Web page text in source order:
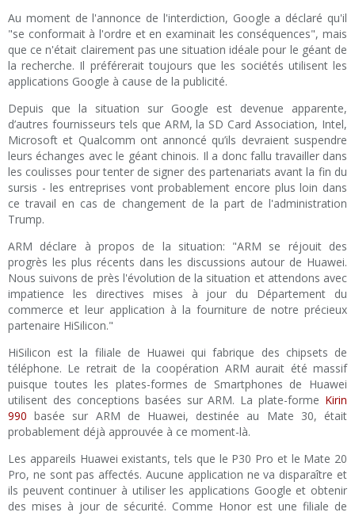
Au moment de l'annonce de l'interdiction, Google a déclaré qu'il
"se conformait à l'ordre et en examinait les conséquences", mais
que ce n'était clairement pas une situation idéale pour le géant de
la recherche. Il préférerait toujours que les sociétés utilisent les
applications Google à cause de la publicité.
Depuis que la situation sur Google est devenue apparente,
d’autres fournisseurs tels que ARM, la SD Card Association, Intel,
Microsoft et Qualcomm ont annoncé qu’ils devraient suspendre
leurs échanges avec le géant chinois. Il a donc fallu travailler dans
les coulisses pour tenter de signer des partenariats avant la fin du
sursis - les entreprises vont probablement encore plus loin dans
ce travail en cas de changement de la part de l'administration
Trump.
ARM déclare à propos de la situation: "ARM se réjouit des
progrès les plus récents dans les discussions autour de Huawei.
Nous suivons de près l'évolution de la situation et attendons avec
impatience les directives mises à jour du Département du
commerce et leur application à la fourniture de notre précieux
partenaire HiSilicon."
HiSilicon est la filiale de Huawei qui fabrique des chipsets de
téléphone. Le retrait de la coopération ARM aurait été massif
puisque toutes les plates-formes de Smartphones de Huawei
utilisent des conceptions basées sur ARM. La plate-forme Kirin
990 basée sur ARM de Huawei, destinée au Mate 30, était
probablement déjà approuvée à ce moment-là.
Les appareils Huawei existants, tels que le P30 Pro et le Mate 20
Pro, ne sont pas affectés. Aucune application ne va disparaître et
ils peuvent continuer à utiliser les applications Google et obtenir
des mises à jour de sécurité. Comme Honor est une filiale de